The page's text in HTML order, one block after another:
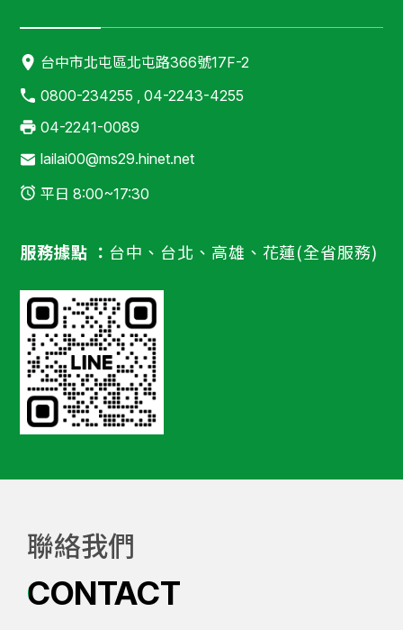
台中市北屯區北屯路366號17F-2
0800-234255 , 04-2243-4255
04-2241-0089
lailai00@ms29.hinet.net
平日 8:00~17:30
服務據點 ： 台中、台北、高雄、花蓮(全省服務)
聯絡我們
CONTACT